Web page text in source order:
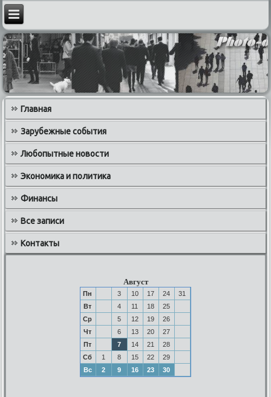
Главная
Зарубежные события
Любопытные новости
Экономика и политика
Финансы
Все записи
Контакты
Август
Пн 3 10 17 24
31
Вт
4 11 18
25
Ср
5 12 19
26
Чт
6 13 20
27
Пт
7 14 21
28
Сб
1 8 15 22
29
Вс
2 9 16 23 30